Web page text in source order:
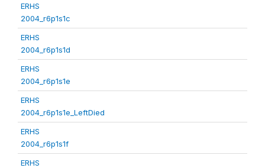
ERHS
2004_r6p1s1c
ERHS
2004_r6p1s1d
ERHS
2004_r6p1s1e
ERHS
2004_r6p1s1e_LeftDied
ERHS
2004_r6p1s1f
ERHS